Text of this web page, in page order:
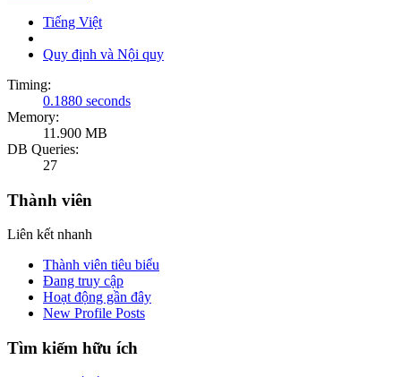
Tiếng Việt
Quy định và Nội quy
Timing:
0.1880 seconds
Memory:
11.900 MB
DB Queries:
27
Thành viên
Liên kết nhanh
Thành viên tiêu biểu
Đang truy cập
Hoạt động gần đây
New Profile Posts
Tìm kiếm hữu ích